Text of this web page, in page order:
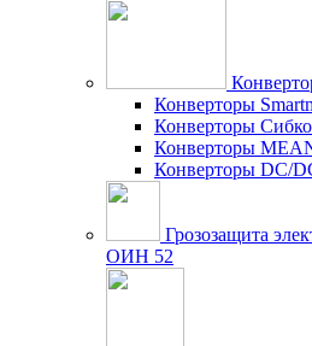
Конверторы
Конверторы
Конверторы
Конверторы DC/
Грозозащита
ОИН 52